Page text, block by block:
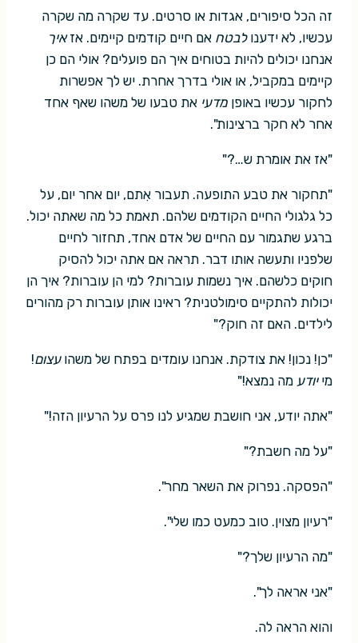
זה הכל סיפורים, אגדות או סרטים. עד שקרה מה שקרה
עכשיו, לא ידענולבטח אם חיים קודמים קיימים. אזאיך
אנחנו יכולים להיות בטוחים איך הם פועלים? אולי הם כן
קיימים במקביל, או אולי בדרך אחרת. יש לך אפשרות
לחקור עכשיו באופן מדעי את טבעו של משהו שאף אחד
אחר לא חקר ברצינות".
"אז את אומרת ש…?"
"תחקור את טבע התופעה. תעבור אִתם, יום אחר יום, על
כל גלגולי החיים הקודמים שלהם. תאמת כל מה שאתה יכול.
ברגע שתגמור עם החיים של אדם אחד, תחזור לחיים
שלפניו ותעשה אותו דבר. תראה אם אתה יכול להסיק
חוקים כלשהם. איך נשמות עוברות? למי הן עוברות? איך הן
יכולות להתקיים סימולטנית? ראינו אותן עוברות רק מהורים
לילדים. האם זה חוק?"
"כן! נכון! את צודקת. אנחנו עומדים בפתח של משהועצום!
מייודע מה נמצא!"
"אתה יודע, אני חושבת שמגיע לנו פרס על הרעיון הזה!"
"על מה חשבת?"
"הפסקה. נפרוק את השאר מחר".
"רעיון מצוין. טוב כמעט כמו שלי".
"מה הרעיון שלך?"
"אני אראה לך".
והוא הראה לה.